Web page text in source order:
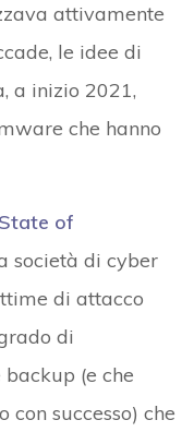
attivamente
le idee di
a inizio 2021,
che hanno
State of
società di cyber
di attacco
di
(e che
con successo) che